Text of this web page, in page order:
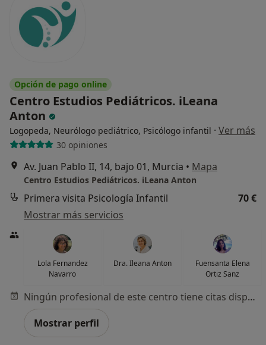
Opción de pago online
Centro Estudios Pediátricos. iLeana
Anton
Logopeda, Neurólogo pediátrico, Psicólogo infantil · Ver más
30 opiniones
Av. Juan Pablo II, 14, bajo 01, Murcia • Mapa
Centro Estudios Pediátricos. iLeana Anton
Primera visita Psicología Infantil
70 €
Mostrar más servicios
Lola Fernandez
Navarro
Dra. Ileana Anton
Fuensanta Elena
Ortiz Sanz
Ningún profesional de este centro tiene citas disponibles
Mostrar perfil